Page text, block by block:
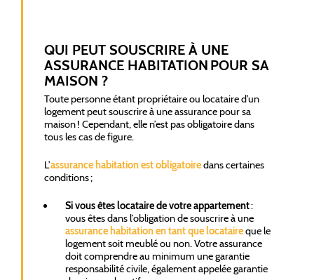
QUI PEUT SOUSCRIRE À UNE
ASSURANCE HABITATION POUR SA
MAISON ?
Toute personne étant propriétaire ou locataire d’un
logement peut souscrire à une assurance pour sa
maison ! Cependant, elle n’est pas obligatoire dans
tous les cas de figure.
L’assurance habitation est obligatoiredans certaines
conditions ;
Si vous êtes locataire de votre appartement:
vous êtes dans l’obligation de souscrire à une
assurance habitation en tant que locataireque le
logement soit meublé ou non. Votre assurance
doit comprendre au minimum une garantie
responsabilité civile, également appelée garantie